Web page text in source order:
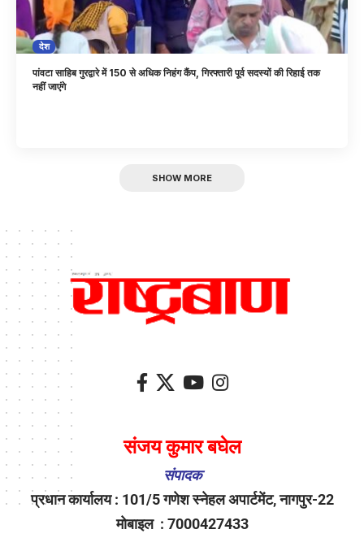
देश
पांवटा साहिब गुरद्वारे में 150 से अधिक निहंग कैंप, गिरफ्तारी पूर्व सदस्यों की रिहाई तक
नहीं जाएंगे
SHOW MORE
संजय कुमार बघेल
संपादक
प्रधान कार्यालय : 101/5 गणेश स्नेहल अपार्टमेंट, नागपुर-22
मोबाइल : 7000427433